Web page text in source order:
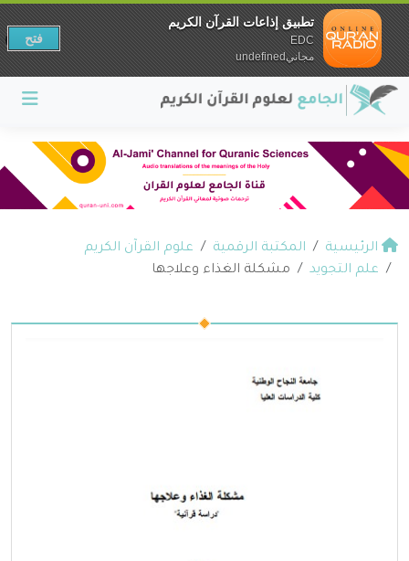
الرئيسية المكتبة الرقمية
علوم القرآن الكريم
علم التجويد
مشكلة الغذاء وعلاجها
تطبيق إذاعات القرآن الكريم
EDC
مجانيundefined
فتح